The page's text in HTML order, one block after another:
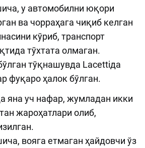
у автомобилни юқори
ва чорраҳага чиқиб келган
кўриб, транспорт
тўхтата олмаган.
тўқнашувда Lacettiда
фуқаро ҳалок бўлган.
яна уч нафар, жумладан икки
жароҳатлари олиб,
вояга етмаган ҳайдовчи ўз